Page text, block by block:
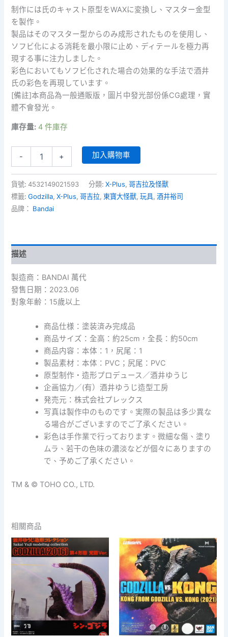
制作には氏のキャスト原型をWAXに変換し、マスター金型
を製作。
製品はそのマスター型からのみ成形されたものを使用し、
ソフビ化による消耗を最小限に止め、ディテールを極力再
現する事に注力しました。
彩色においてもソフビ化された場合の効果的な手法で酒井
氏の彩色を再現しています。
[備註]本商品為一般通販版，圖片中發光部份係CG處理，實
體不會發光。
庫存量: 4 件庫存
-
寶
大
怪
獸
裕
司
Godzilla
2000
Millennium
Maquette
Prototype
流
量
+ 加入購物車
貨號:4532149021593 分類:X-Plus,哥吉拉及怪獸
標籤:Godzilla,X-Plus,哥吉拉,東寶大怪獸,玩具,酒井裕司
品牌： Bandai
描述
製造商：BANDAI 萬代
發售日期：2023.06
對象年齢：15歲以上
商品仕様：塗装済み完成品
商品サイズ：全高：約25cm，全長：約50cm
商品内容：本体：1，尻尾：1
製品素材：本体：PVC；尻尾：PVC
原型制作・造形プロデュース／酒井ゆうじ
企画協力／(有）酒井ゆうじ造型工房
発売元：株式会社プレックス
写真は製作中のものです。実際の製品は多少異な
る場合がございますのでご了承ください。
彩色は手作業で行っております。微細な傷、塗り
ムラ、若干の色味の濃淡などが個々にありますの
で、予めご了承ください。
TM & © TOHO CO., LTD.
相關商品